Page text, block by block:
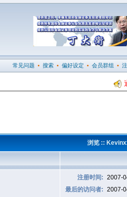
常见问题 • 搜索 • 偏好设定 • 会员群组 •
浏览 ::
注册时间: 2007-
最后的访问者: 2007-